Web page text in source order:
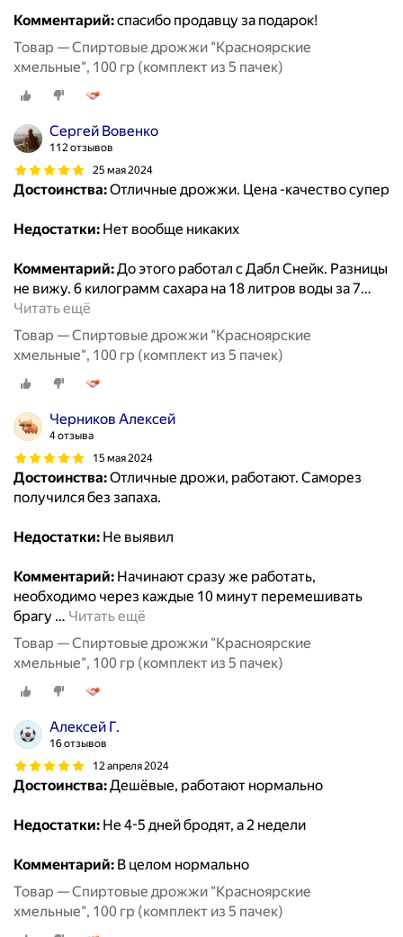
Комментарий:спасибо продавцу за подарок!
Товар — Спиртовые дрожжи "Красноярские
хмельные", 100 гр (комплект из 5 пачек)
Сергей Вовенко
112 отзывов
25 мая 2024
Достоинства:Отличные дрожжи. Цена -качество супер
Недостатки: Нет вообще никаких
Комментарий:До этого работал с Дабл Снейк. Разницы
не вижу. 6 килограмм сахара на 18 литров воды за 7…
Читать ещё
Товар — Спиртовые дрожжи "Красноярские
хмельные", 100 гр (комплект из 5 пачек)
Черников Алексей
4 отзыва
15 мая 2024
Достоинства:Отличные дрожи, работают. Саморез
получился без запаха.
Недостатки: Не выявил
Комментарий: Начинают сразу же работать,
необходимо через каждые 10 минут перемешивать
брагу … Читать ещё
Товар — Спиртовые дрожжи "Красноярские
хмельные", 100 гр (комплект из 5 пачек)
Алексей Г.
16 отзывов
12 апреля 2024
Достоинства:Дешёвые, работают нормально
Недостатки: Не 4-5 дней бродят, а 2 недели
Комментарий: В целом нормально
Товар — Спиртовые дрожжи "Красноярские
хмельные", 100 гр (комплект из 5 пачек)